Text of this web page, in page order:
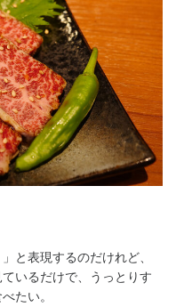
と表現するのだけれど、
いるだけで、うっとりす
たい。